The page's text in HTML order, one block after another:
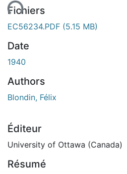
Fichiers
EC56234.PDF (5.15 MB)
Date
1940
Authors
Blondin, Félix
Éditeur
University of Ottawa (Canada)
Résumé